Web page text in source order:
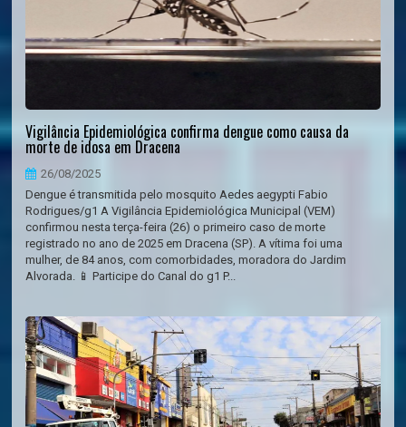
Vigilância Epidemiológica confirma dengue como causa da
morte de idosa em Dracena
26/08/2025
Dengue é transmitida pelo mosquito Aedes aegypti Fabio
Rodrigues/g1 A Vigilância Epidemiológica Municipal (VEM)
confirmou nesta terça-feira (26) o primeiro caso de morte
registrado no ano de 2025 em Dracena (SP). A vítima foi uma
mulher, de 84 anos, com comorbidades, moradora do Jardim
Alvorada. 📱 Participe do Canal do g1 P...